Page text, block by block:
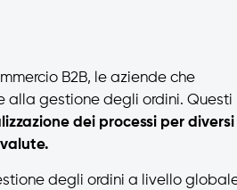
B2B, le aziende che
alla gestione degli ordini. Questi
dei processi per diversi
degli ordini a livello